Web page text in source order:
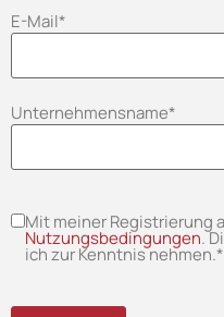
E-Mail*
Unternehmensname*
Mit meiner Registrierung
Nutzungsbedingungen.
ich zur Kenntnis nehmen.*